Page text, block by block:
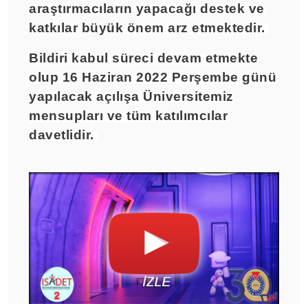
araştırmacıların yapacağı destek ve
katkılar büyük önem arz etmektedir.
Bildiri kabul süreci devam etmekte
olup 16 Haziran 2022 Perşembe günü
yapılacak açılışa Üniversitemiz
mensupları ve tüm katılımcılar
davetlidir.